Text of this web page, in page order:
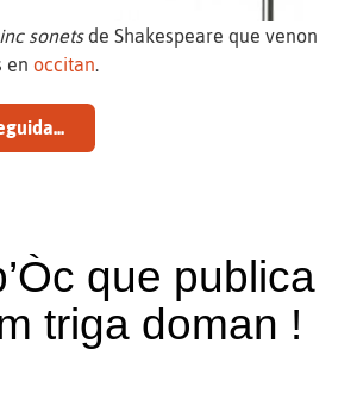
sonetsde Shakespeare que venon
en occitan.
que publica
triga doman !